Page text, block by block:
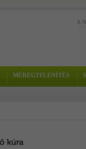
A
MÉREGTELENÍTÉS